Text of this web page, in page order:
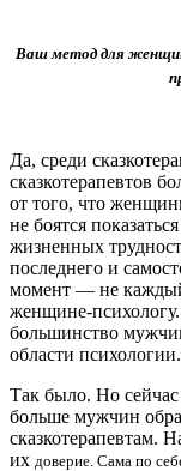
Ваш метод для
Да, среди
сказкотерапевтов
от того, что
не боятся
жизненных
последнего и
момент — не
женщине-
большинство
области психологии.
Так было. Но сейчас
больше мужчин
сказкотерапевтам.
их доверие. Сама по